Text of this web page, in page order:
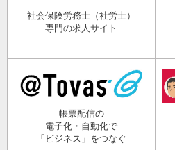
社会保険労務士（社労士）
専門の求人サイト
帳票配信の
電子化・自動化で
「ビジネス」をつなぐ